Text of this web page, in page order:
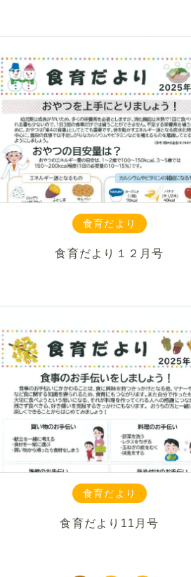
食育だより
食育だより１２月号
食育だより
食育だより 11月号